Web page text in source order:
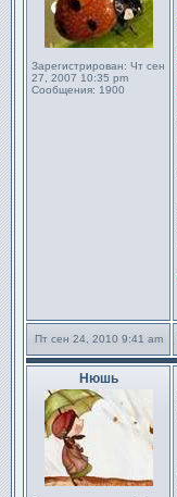
Зарегистрирован: Чт сен
27, 2007 10:35 pm
Сообщения: 1900
Пт сен 24, 2010 9:41 am
Нюшь